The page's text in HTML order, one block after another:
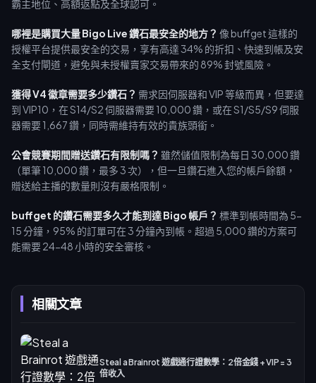
相關文章
Steal a Brainrot 遊戲通行證數學：2倍金錢 + VIP = 3
倍收入
霸主地位、高額返點及全球認可。
哪裡是購買大量 Bigo Live 鑽石最安全的地方？ 像 buffget 這樣的
授權平台提供最安全的交易，享有高達 34% 的折扣、快速到帳及安
全支付閘道，避免與未授權賣家交易帶來的 89% 封號風險。
獲得 V4 徽章需要多少鑽石？ 需求因伺服器和 VIP 等級而異，但要達
到 VIP10，在 S14/S2 伺服器需要 10,000 鑽，或在 S1/S5/S9 伺服
器需要 1,667 鑽，同時需維持有效的貴族頭銜。
公會競賽期間贈送鑽石有限制嗎？ 雖然儲值限制為每日 30,000 鑽
（單筆 10,000 鑽，最多 3 次），但一旦鑽石進入您的帳戶餘額，
贈送給主播的數量則沒有嚴格限制。
buffget 的鑽石需要多久才能到達 Bigo 帳戶？ 標準到帳時間為 5-
15 分鐘，95% 的訂單可在 3 分鐘內到帳。超過 5,000 鑽的方案可
能需要 24-48 小時的安全審核。